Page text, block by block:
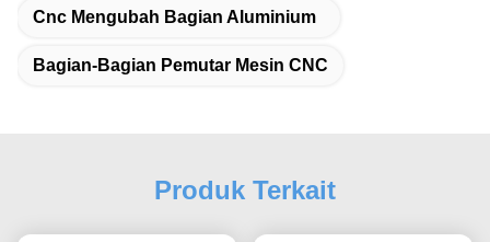
Cnc Mengubah Bagian Aluminium
Bagian-Bagian Pemutar Mesin CNC
Produk Terkait